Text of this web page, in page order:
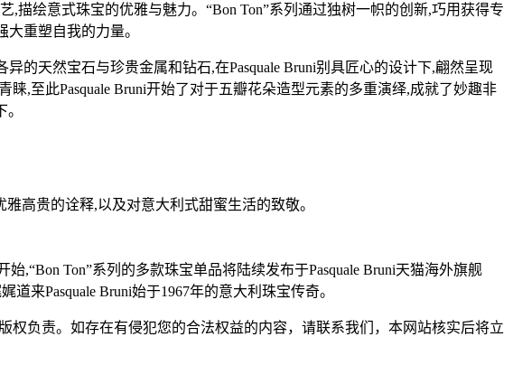
,描绘意式珠宝的优雅与魅力。“Bon Ton”系列通过独树一帜的创新,巧用获得专
重塑自我的力量。
的天然宝石与珍贵金属和钻石,在Pasquale Bruni别具匠心的设计下,翩然呈现
,至此Pasquale Bruni开始了对于五瓣花朵造型元素的多重演绎,成就了妙趣非
高贵的诠释,以及对意大利式甜蜜生活的致敬。
,“Bon Ton”系列的多款珠宝单品将陆续发布于Pasquale Bruni天猫海外旗舰
来Pasquale Bruni始于1967年的意大利珠宝传奇。
负责。如存在有侵犯您的合法权益的内容，请联系我们，本网站核实后将立